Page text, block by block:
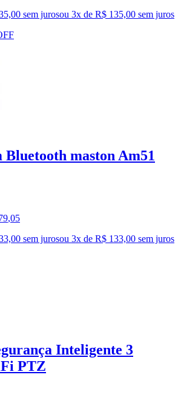
sem jurosou 3x de R$ 135,00 sem juros
Bluetooth maston Am51
,05
sem jurosou 3x de R$ 133,00 sem juros
Inteligente 3
PTZ